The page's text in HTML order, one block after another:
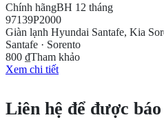
Chính hãngBH 12 tháng
97139P2000
Giàn lạnh Hyundai Santafe, Kia
Santafe · Sorento
800 ₫Tham khảo
Xem chi tiết
Liên hệ để được